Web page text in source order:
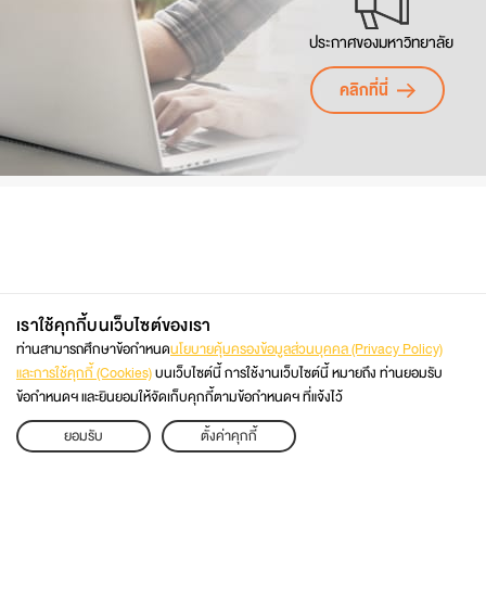
APPLY
สมัครเข้าเรียน
ค่าใช้จ่ายตลอดหลักสูตร
สาขาวิชาเทคโนโลยีและการจัดการสิ่งแวดล้อม (หลักสูตร
สมัครเข้าเรียน
ค่าใช้จ่ายตลอดหลักสูตร
ประกาศของมหาวิทยาลัย
คลิกที่นี่
ติดต่อโดยตรง 02 470 8333
เราใช้คุกกี้บนเว็บไซต์ของเรา
ท่านสามารถศึกษาข้อกำหนดนโยบายคุ้มครองข้อมูลส่วนบุคคล (Privacy Policy)
และการใช้คุกกี้ (Cookies)บนเว็บไซต์นี้ การใช้งานเว็บไซต์นี้ หมายถึง ท่านยอมรับ
ข้อกำหนดฯ และยินยอมให้จัดเก็บคุกกี้ตามข้อกำหนดฯ ที่แจ้งไว้
ยอมรับ
ตั้งค่าคุกกี้